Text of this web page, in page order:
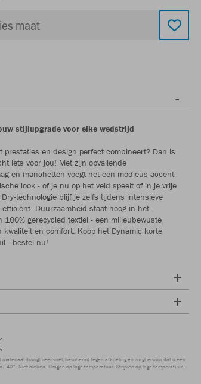
maat
stijlupgrade voor elke wedstrijd
prestaties en design perfect combineert? Dan is
iets voor jou! Met zijn opvallende
en manchetten voegt het een modieus accent
look - of je nu op het veld speelt of in je vrije
technologie blijf je zelfs tijdens intensieve
Duurzaamheid staat hoog in het
gerecycled textiel - een milieubewuste
en comfort. Koop het Dynamic korte
- bestel nu!
droogt zeer snel, beschermt tegen afkoeling en zorgt ervoor dat u een
40° Niet bleken Drogen op lage temperatuur Strijken op lage temperatuur